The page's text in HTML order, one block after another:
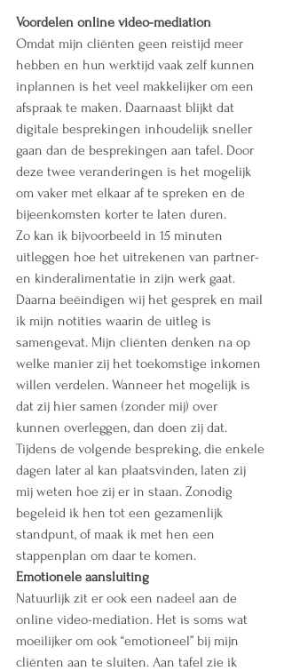
Voordelen online video-mediation
Omdat mijn cliënten geen reistijd meer
hebben en hun werktijd vaak zelf kunnen
inplannen is het veel makkelijker om een
afspraak te maken. Daarnaast blijkt dat
digitale besprekingen inhoudelijk sneller
gaan dan de besprekingen aan tafel. Door
deze twee veranderingen is het mogelijk
om vaker met elkaar af te spreken en de
bijeenkomsten korter te laten duren.
Zo kan ik bijvoorbeeld in 15 minuten
uitleggen hoe het uitrekenen van partner-
en kinderalimentatie in zijn werk gaat.
Daarna beëindigen wij het gesprek en mail
ik mijn notities waarin de uitleg is
samengevat. Mijn cliënten denken na op
welke manier zij het toekomstige inkomen
willen verdelen. Wanneer het mogelijk is
dat zij hier samen (zonder mij) over
kunnen overleggen, dan doen zij dat.
Tijdens de volgende bespreking, die enkele
dagen later al kan plaatsvinden, laten zij
mij weten hoe zij er in staan. Zonodig
begeleid ik hen tot een gezamenlijk
standpunt, of maak ik met hen een
stappenplan om daar te komen.
Emotionele aansluiting
Natuurlijk zit er ook een nadeel aan de
online video-mediation. Het is soms wat
moeilijker om ook “emotioneel” bij mijn
cliënten aan te sluiten. Aan tafel zie ik